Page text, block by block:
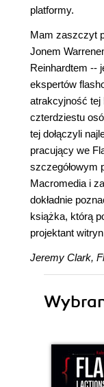
platformy.
Mam zaszczyt
Jonem
Reinhardtem --
ekspertów
atrakcyjność tej
czterdziestu
tej dołączyli
pracujący we
szczegółowym
Macromedia i
dokładnie
książka, którą
projektant
Jeremy Clark,